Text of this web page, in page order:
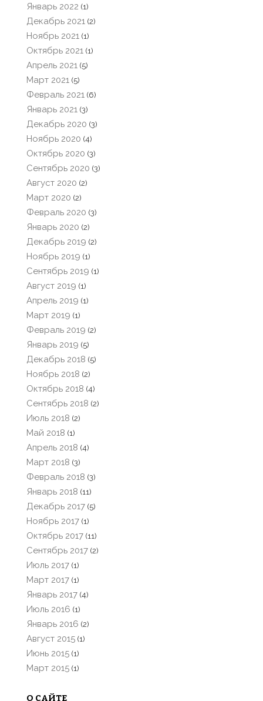
Январь 2022 (1)
Декабрь 2021 (2)
Ноябрь 2021 (1)
Октябрь 2021 (1)
Апрель 2021 (5)
Март 2021 (5)
Февраль 2021 (6)
Январь 2021 (3)
Декабрь 2020 (3)
Ноябрь 2020 (4)
Октябрь 2020 (3)
Сентябрь 2020 (3)
Август 2020 (2)
Март 2020 (2)
Февраль 2020 (3)
Январь 2020 (2)
Декабрь 2019 (2)
Ноябрь 2019 (1)
Сентябрь 2019 (1)
Август 2019 (1)
Апрель 2019 (1)
Март 2019 (1)
Февраль 2019 (2)
Январь 2019 (5)
Декабрь 2018 (5)
Ноябрь 2018 (2)
Октябрь 2018 (4)
Сентябрь 2018 (2)
Июль 2018 (2)
Май 2018 (1)
Апрель 2018 (4)
Март 2018 (3)
Февраль 2018 (3)
Январь 2018 (11)
Декабрь 2017 (5)
Ноябрь 2017 (1)
Октябрь 2017 (11)
Сентябрь 2017 (2)
Июль 2017 (1)
Март 2017 (1)
Январь 2017 (4)
Июль 2016 (1)
Январь 2016 (2)
Август 2015 (1)
Июнь 2015 (1)
Март 2015 (1)
О САЙТЕ